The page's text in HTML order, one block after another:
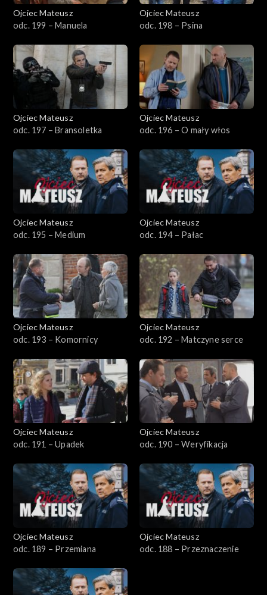
Sezon 32
Sezon 31
Sezon 30
Sezon 29
Sezon 27
Sezon 26
Sezon 25
Sezon 24
Sezon 23
Sezon 22
Sezon 20
Sezon 19
Sezon 18
Sezon 17
Sezon 16
Sezon 15
Sezon 13
Ojciec Mateusz
odc. 199 – Manuela
Ojciec Mateusz
odc. 198 – Psina
Ojciec Mateusz
odc. 197 – Bransoletka
Ojciec Mateusz
odc. 196 – O mały włos
Ojciec Mateusz
odc. 195 – Medium
Ojciec Mateusz
odc. 194 – Pałac
Ojciec Mateusz
odc. 193 – Komornicy
Ojciec Mateusz
odc. 192 – Matczyne serce
Ojciec Mateusz
odc. 191 – Upadek
Ojciec Mateusz
odc. 190 – Weryfikacja
Ojciec Mateusz
odc. 189 – Przemiana
Ojciec Mateusz
odc. 188 – Przeznaczenie